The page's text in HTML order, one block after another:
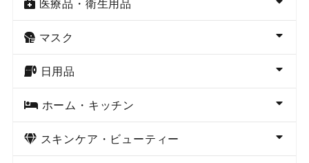
マスク
日用品
ホーム・キッチン
スキンケア・ビューティー